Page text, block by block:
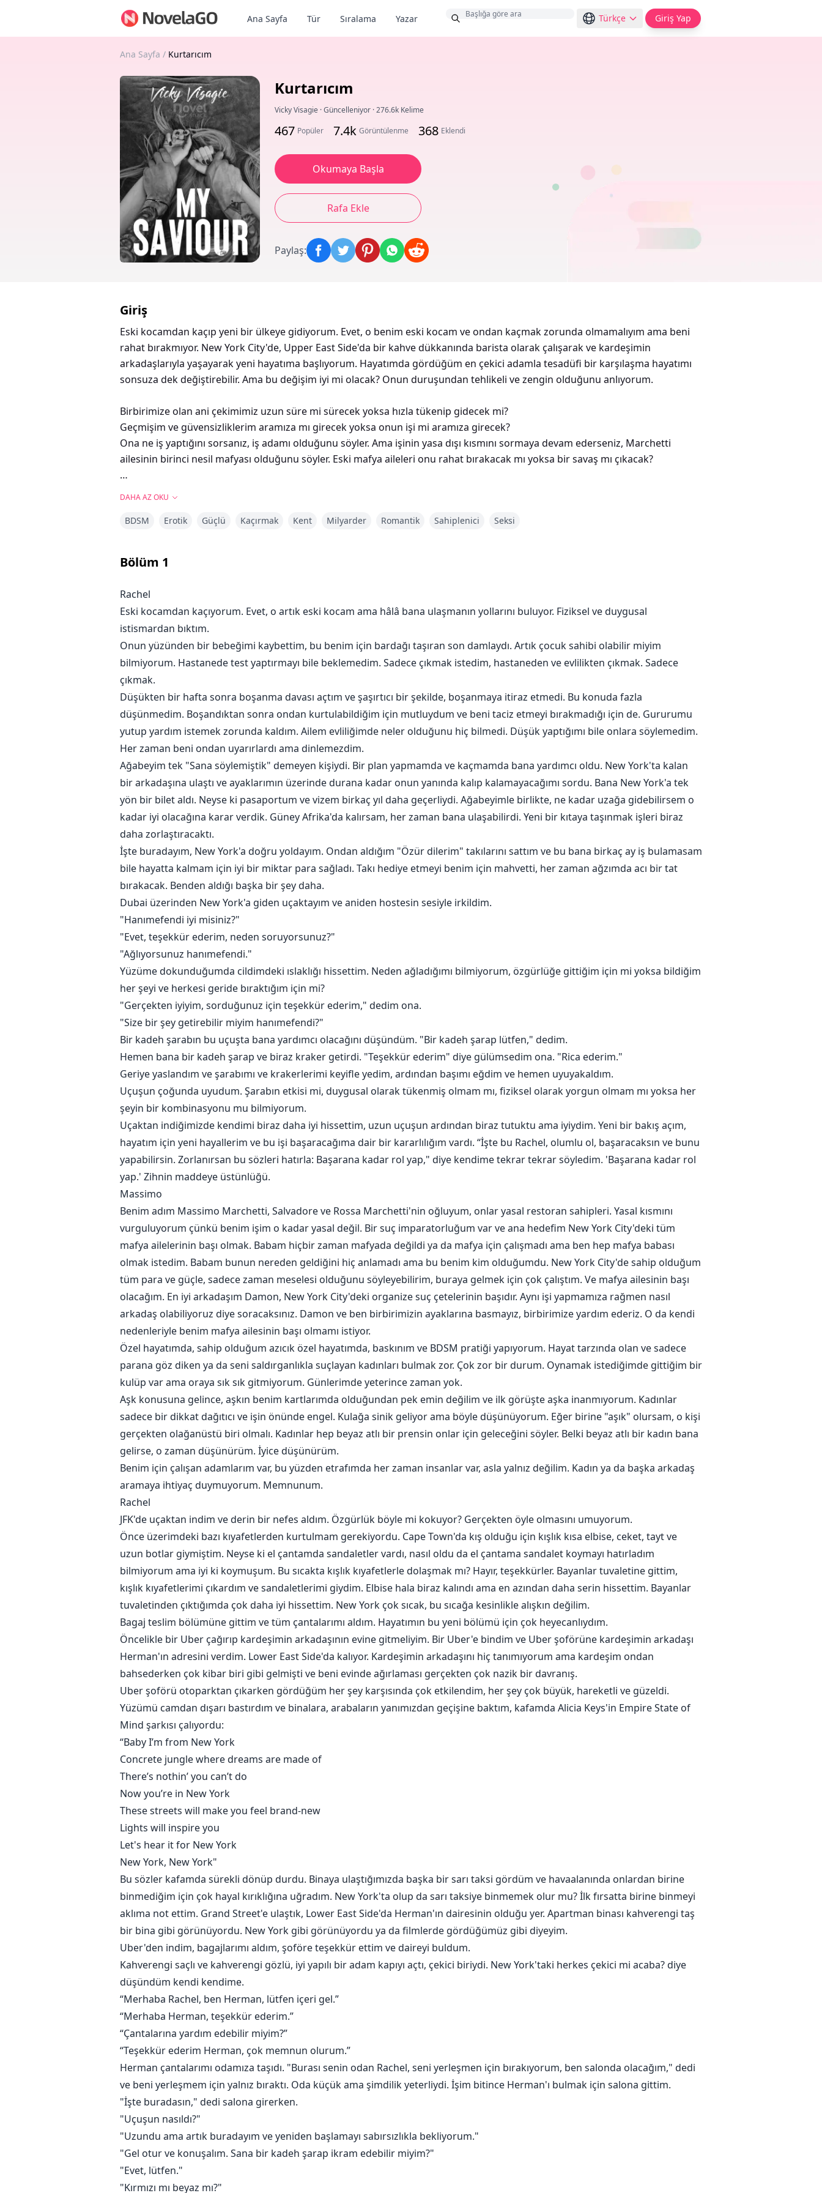
Ana Sayfa Tür Sıralama Yazar Türkçe Giriş Yap
Ana Sayfa / Kurtarıcım
Kurtarıcım
Vicky Visagie ·Güncelleniyor ·276.6k Kelime
467 Popüler 7.4k Görüntülenme 368 Eklendi
Okumaya Başla
Rafa Ekle
Paylaş:
Giriş
Eski kocamdan kaçıp yeni bir ülkeye gidiyorum. Evet, o benim eski kocam ve ondan kaçmak zorunda olmamalıyım ama beni
rahat bırakmıyor. New York City'de, Upper East Side'da bir kahve dükkanında barista olarak çalışarak ve kardeşimin
arkadaşlarıyla yaşayarak yeni hayatıma başlıyorum. Hayatımda gördüğüm en çekici adamla tesadüfi bir karşılaşma hayatımı
sonsuza dek değiştirebilir. Ama bu değişim iyi mi olacak? Onun duruşundan tehlikeli ve zengin olduğunu anlıyorum.
Birbirimize olan ani çekimimiz uzun süre mi sürecek yoksa hızla tükenip gidecek mi?
Geçmişim ve güvensizliklerim aramıza mı girecek yoksa onun işi mi aramıza girecek?
Ona ne iş yaptığını sorsanız, iş adamı olduğunu söyler. Ama işinin yasa dışı kısmını sormaya devam ederseniz, Marchetti
ailesinin birinci nesil mafyası olduğunu söyler. Eski mafya aileleri onu rahat bırakacak mı yoksa bir savaş mı çıkacak?
Bacaklarımı araladı ve ıslak vajinamı gördüğünde inledi, evet, inledi. Burnunu ıslak vajinama bastırarak yaklaştı ve..."
DAHA AZ OKU
BDSM Erotik Güçlü Kaçırmak Kent Milyarder Romantik Sahiplenici Seksi
Bölüm 1
Rachel
Eski kocamdan kaçıyorum. Evet, o artık eski kocam ama hâlâ bana ulaşmanın yollarını buluyor. Fiziksel ve duygusal
istismardan bıktım.
Onun yüzünden bir bebeğimi kaybettim, bu benim için bardağı taşıran son damlaydı. Artık çocuk sahibi olabilir miyim
bilmiyorum. Hastanede test yaptırmayı bile beklemedim. Sadece çıkmak istedim, hastaneden ve evlilikten çıkmak. Sadece
çıkmak.
Düşükten bir hafta sonra boşanma davası açtım ve şaşırtıcı bir şekilde, boşanmaya itiraz etmedi. Bu konuda fazla
düşünmedim. Boşandıktan sonra ondan kurtulabildiğim için mutluydum ve beni taciz etmeyi bırakmadığı için de. Gururumu
yutup yardım istemek zorunda kaldım. Ailem evliliğimde neler olduğunu hiç bilmedi. Düşük yaptığımı bile onlara söylemedim.
Her zaman beni ondan uyarırlardı ama dinlemezdim.
Ağabeyim tek "Sana söylemiştik" demeyen kişiydi. Bir plan yapmamda ve kaçmamda bana yardımcı oldu. New York'ta kalan
bir arkadaşına ulaştı ve ayaklarımın üzerinde durana kadar onun yanında kalıp kalamayacağımı sordu. Bana New York'a tek
yön bir bilet aldı. Neyse ki pasaportum ve vizem birkaç yıl daha geçerliydi. Ağabeyimle birlikte, ne kadar uzağa gidebilirsem o
kadar iyi olacağına karar verdik. Güney Afrika'da kalırsam, her zaman bana ulaşabilirdi. Yeni bir kıtaya taşınmak işleri biraz
daha zorlaştıracaktı.
İşte buradayım, New York'a doğru yoldayım. Ondan aldığım "Özür dilerim" takılarını sattım ve bu bana birkaç ay iş bulamasam
bile hayatta kalmam için iyi bir miktar para sağladı. Takı hediye etmeyi benim için mahvetti, her zaman ağzımda acı bir tat
bırakacak. Benden aldığı başka bir şey daha.
Dubai üzerinden New York'a giden uçaktayım ve aniden hostesin sesiyle irkildim.
"Hanımefendi iyi misiniz?"
"Evet, teşekkür ederim, neden soruyorsunuz?"
"Ağlıyorsunuz hanımefendi."
Yüzüme dokunduğumda cildimdeki ıslaklığı hissettim. Neden ağladığımı bilmiyorum, özgürlüğe gittiğim için mi yoksa bildiğim
her şeyi ve herkesi geride bıraktığım için mi?
"Gerçekten iyiyim, sorduğunuz için teşekkür ederim," dedim ona.
"Size bir şey getirebilir miyim hanımefendi?"
Bir kadeh şarabın bu uçuşta bana yardımcı olacağını düşündüm. "Bir kadeh şarap lütfen," dedim.
Hemen bana bir kadeh şarap ve biraz kraker getirdi. "Teşekkür ederim" diye gülümsedim ona. "Rica ederim."
Geriye yaslandım ve şarabımı ve krakerlerimi keyifle yedim, ardından başımı eğdim ve hemen uyuyakaldım.
Uçuşun çoğunda uyudum. Şarabın etkisi mi, duygusal olarak tükenmiş olmam mı, fiziksel olarak yorgun olmam mı yoksa her
şeyin bir kombinasyonu mu bilmiyorum.
Uçaktan indiğimizde kendimi biraz daha iyi hissettim, uzun uçuşun ardından biraz tutuktu ama iyiydim. Yeni bir bakış açım,
hayatım için yeni hayallerim ve bu işi başaracağıma dair bir kararlılığım vardı. “İşte bu Rachel, olumlu ol, başaracaksın ve bunu
yapabilirsin. Zorlanırsan bu sözleri hatırla: Başarana kadar rol yap," diye kendime tekrar tekrar söyledim. 'Başarana kadar rol
yap.' Zihnin maddeye üstünlüğü.
Massimo
Benim adım Massimo Marchetti, Salvadore ve Rossa Marchetti'nin oğluyum, onlar yasal restoran sahipleri. Yasal kısmını
vurguluyorum çünkü benim işim o kadar yasal değil. Bir suç imparatorluğum var ve ana hedefim New York City'deki tüm
mafya ailelerinin başı olmak. Babam hiçbir zaman mafyada değildi ya da mafya için çalışmadı ama ben hep mafya babası
olmak istedim. Babam bunun nereden geldiğini hiç anlamadı ama bu benim kim olduğumdu. New York City'de sahip olduğum
tüm para ve güçle, sadece zaman meselesi olduğunu söyleyebilirim, buraya gelmek için çok çalıştım. Ve mafya ailesinin başı
olacağım. En iyi arkadaşım Damon, New York City'deki organize suç çetelerinin başıdır. Aynı işi yapmamıza rağmen nasıl
arkadaş olabiliyoruz diye soracaksınız. Damon ve ben birbirimizin ayaklarına basmayız, birbirimize yardım ederiz. O da kendi
nedenleriyle benim mafya ailesinin başı olmamı istiyor.
Özel hayatımda, sahip olduğum azıcık özel hayatımda, baskınım ve BDSM pratiği yapıyorum. Hayat tarzında olan ve sadece
parana göz diken ya da seni saldırganlıkla suçlayan kadınları bulmak zor. Çok zor bir durum. Oynamak istediğimde gittiğim bir
kulüp var ama oraya sık sık gitmiyorum. Günlerimde yeterince zaman yok.
Aşk konusuna gelince, aşkın benim kartlarımda olduğundan pek emin değilim ve ilk görüşte aşka inanmıyorum. Kadınlar
sadece bir dikkat dağıtıcı ve işin önünde engel. Kulağa sinik geliyor ama böyle düşünüyorum. Eğer birine "aşık" olursam, o kişi
gerçekten olağanüstü biri olmalı. Kadınlar hep beyaz atlı bir prensin onlar için geleceğini söyler. Belki beyaz atlı bir kadın bana
gelirse, o zaman düşünürüm. İyice düşünürüm.
Benim için çalışan adamlarım var, bu yüzden etrafımda her zaman insanlar var, asla yalnız değilim. Kadın ya da başka arkadaş
aramaya ihtiyaç duymuyorum. Memnunum.
Rachel
JFK'de uçaktan indim ve derin bir nefes aldım. Özgürlük böyle mi kokuyor? Gerçekten öyle olmasını umuyorum.
Önce üzerimdeki bazı kıyafetlerden kurtulmam gerekiyordu. Cape Town'da kış olduğu için kışlık kısa elbise, ceket, tayt ve
uzun botlar giymiştim. Neyse ki el çantamda sandaletler vardı, nasıl oldu da el çantama sandalet koymayı hatırladım
bilmiyorum ama iyi ki koymuşum. Bu sıcakta kışlık kıyafetlerle dolaşmak mı? Hayır, teşekkürler. Bayanlar tuvaletine gittim,
kışlık kıyafetlerimi çıkardım ve sandaletlerimi giydim. Elbise hala biraz kalındı ama en azından daha serin hissettim. Bayanlar
tuvaletinden çıktığımda çok daha iyi hissettim. New York çok sıcak, bu sıcağa kesinlikle alışkın değilim.
Bagaj teslim bölümüne gittim ve tüm çantalarımı aldım. Hayatımın bu yeni bölümü için çok heyecanlıydım.
Öncelikle bir Uber çağırıp kardeşimin arkadaşının evine gitmeliyim. Bir Uber'e bindim ve Uber şoförüne kardeşimin arkadaşı
Herman'ın adresini verdim. Lower East Side'da kalıyor. Kardeşimin arkadaşını hiç tanımıyorum ama kardeşim ondan
bahsederken çok kibar biri gibi gelmişti ve beni evinde ağırlaması gerçekten çok nazik bir davranış.
Uber şoförü otoparktan çıkarken gördüğüm her şey karşısında çok etkilendim, her şey çok büyük, hareketli ve güzeldi.
Yüzümü camdan dışarı bastırdım ve binalara, arabaların yanımızdan geçişine baktım, kafamda Alicia Keys'in Empire State of
Mind şarkısı çalıyordu:
“Baby I’m from New York
Concrete jungle where dreams are made of
There’s nothin’ you can’t do
Now you’re in New York
These streets will make you feel brand-new
Lights will inspire you
Let's hear it for New York
New York, New York"
Bu sözler kafamda sürekli dönüp durdu. Binaya ulaştığımızda başka bir sarı taksi gördüm ve havaalanında onlardan birine
binmediğim için çok hayal kırıklığına uğradım. New York'ta olup da sarı taksiye binmemek olur mu? İlk fırsatta birine binmeyi
aklıma not ettim. Grand Street'e ulaştık, Lower East Side'da Herman'ın dairesinin olduğu yer. Apartman binası kahverengi taş
bir bina gibi görünüyordu. New York gibi görünüyordu ya da filmlerde gördüğümüz gibi diyeyim.
Uber'den indim, bagajlarımı aldım, şoföre teşekkür ettim ve daireyi buldum.
Kahverengi saçlı ve kahverengi gözlü, iyi yapılı bir adam kapıyı açtı, çekici biriydi. New York'taki herkes çekici mi acaba? diye
düşündüm kendi kendime.
“Merhaba Rachel, ben Herman, lütfen içeri gel.”
“Merhaba Herman, teşekkür ederim.”
“Çantalarına yardım edebilir miyim?”
“Teşekkür ederim Herman, çok memnun olurum.”
Herman çantalarımı odamıza taşıdı. "Burası senin odan Rachel, seni yerleşmen için bırakıyorum, ben salonda olacağım," dedi
ve beni yerleşmem için yalnız bıraktı. Oda küçük ama şimdilik yeterliydi. İşim bitince Herman'ı bulmak için salona gittim.
"İşte buradasın," dedi salona girerken.
"Uçuşun nasıldı?"
"Uzundu ama artık buradayım ve yeniden başlamayı sabırsızlıkla bekliyorum."
"Gel otur ve konuşalım. Sana bir kadeh şarap ikram edebilir miyim?"
"Evet, lütfen."
"Kırmızı mı beyaz mı?"